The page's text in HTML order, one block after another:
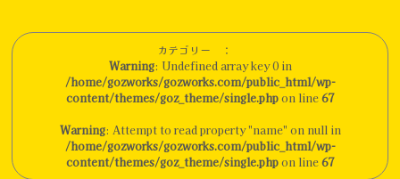
カテゴリー ：
Warning: Undefined array key 0 in
/home/gozworks/gozworks.com/public_html/wp-
content/themes/goz_theme/single.phpon line67
Warning: Attempt to read property "name" on null in
/home/gozworks/gozworks.com/public_html/wp-
content/themes/goz_theme/single.phpon line67